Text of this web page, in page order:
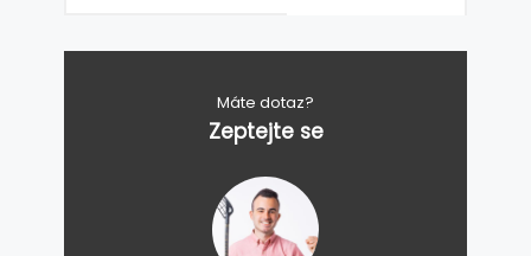
Máte dotaz?
Zeptejte se